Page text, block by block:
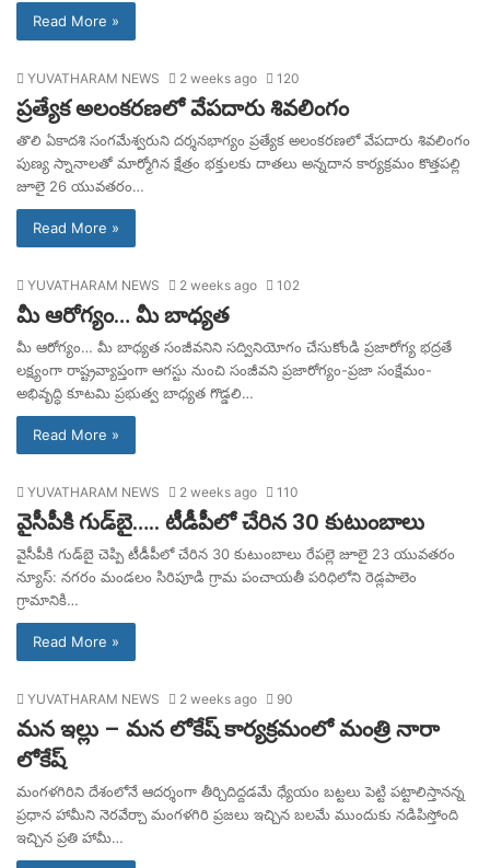
Read More »
YUVATHARAM NEWS 2 weeks ago 120
ప్రత్యేక అలంకరణలో వేపదారు శివలింగం
తొలి ఏకాదశి సంగమేశ్వరుని దర్శనభాగ్యం ప్రత్యేక అలంకరణలో వేపదారు శివలింగం
పుణ్య స్నానాలతో మార్మోగిన క్షేత్రం భక్తులకు దాతలు అన్నదాన కార్యక్రమం కొత్తపల్లి
జూలై 26 యువతరం…
Read More »
YUVATHARAM NEWS 2 weeks ago 102
మీ ఆరోగ్యం… మీ బాధ్యత
మీ ఆరోగ్యం… మీ బాధ్యత సంజీవనిని సద్వినియోగం చేసుకోండి ప్రజారోగ్య భద్రతే
లక్ష్యంగా రాష్ట్రవ్యాప్తంగా ఆగస్టు నుంచి సంజీవని ప్రజారోగ్యం-ప్రజా సంక్షేమం-
అభివృద్ధి కూటమి ప్రభుత్వ బాధ్యత గొడ్డలి…
Read More »
YUVATHARAM NEWS 2 weeks ago 110
వైసీపీకి గుడ్‌బై….. టీడీపీలో చేరిన 30 కుటుంబాలు
వైసీపీకి గుడ్‌బై చెప్పి టీడీపీలో చేరిన 30 కుటుంబాలు రేపల్లె జూలై 23 యువతరం
న్యూస్: నగరం మండలం సిరిపూడి గ్రామ పంచాయతీ పరిధిలోని రెడ్లపాలెం
గ్రామానికి…
Read More »
YUVATHARAM NEWS 2 weeks ago 90
మన ఇల్లు – మన లోకేష్ కార్యక్రమంలో మంత్రి నారా
లోకేష్
మంగళగిరిని దేశంలోనే ఆదర్శంగా తీర్చిదిద్దడమే ధ్యేయం బట్టలు పెట్టి పట్టాలిస్తానన్న
ప్రధాన హామీని నెరవేర్చా మంగళగిరి ప్రజలు ఇచ్చిన బలమే ముందుకు నడిపిస్తోంది
ఇచ్చిన ప్రతి హామీ…